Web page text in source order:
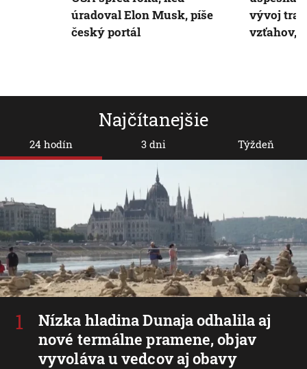
Najčítanejšie
24 hodín
Nízka hladina Dunaja odhalila aj
nové termálne pramene, objav
vyvoláva u vedcov aj obavy
3 dni Týždeň
úradoval Elon Musk, píše
český portál
vývoj
vzťahov,